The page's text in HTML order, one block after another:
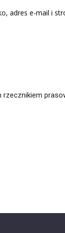
adres e-mail i
rzecznikiem